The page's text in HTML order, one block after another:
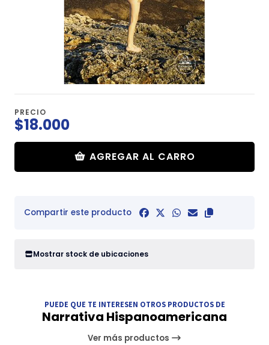
PRECIO
$18.000
AGREGAR AL CARRO
Compartir este producto
Mostrar stock de ubicaciones
PUEDE QUE TE INTERESEN OTROS PRODUCTOS DE
Narrativa Hispanoamericana
Ver más productos